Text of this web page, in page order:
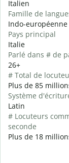
Italien
Famille de
Indo-
Pays principal
Italie
Parlé dans # de
26+
# Total de
Plus de 85
Système
Latin
# Locuteurs
seconde
Plus de 18